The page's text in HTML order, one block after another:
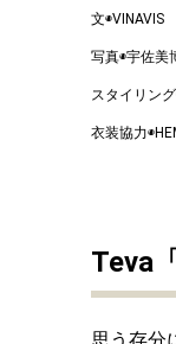
文◉VINAVIS
写真◉宇佐美
スタイリン
衣装協力
Teva